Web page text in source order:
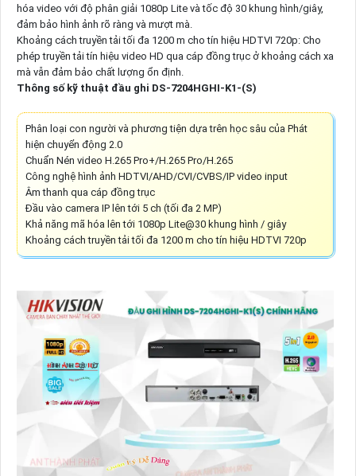
hóa video với độ phân giải 1080p Lite và tốc độ 30 khung hình/giây,
đảm bảo hình ảnh rõ ràng và mượt mà.
Khoảng cách truyền tải tối đa 1200 m cho tín hiệu HDTVI 720p: Cho
phép truyền tải tín hiệu video HD qua cáp đồng trục ở khoảng cách xa
mà vẫn đảm bảo chất lượng ổn định.
Thông số kỹ thuật đầu ghi DS-7204HGHI-K1-(S)
Phân loại con người và phương tiện dựa trên học sâu của Phát
hiện chuyển động 2.0
Chuẩn Nén video H.265 Pro+/H.265 Pro/H.265
Công nghệ hình ảnh HDTVI/AHD/CVI/CVBS/IP video input
Âm thanh qua cáp đồng trục
Đầu vào camera IP lên tới 5 ch (tối đa 2 MP)
Khả năng mã hóa lên tới 1080p Lite@30 khung hình / giây
Khoảng cách truyền tải tối đa 1200 m cho tín hiệu HDTVI 720p